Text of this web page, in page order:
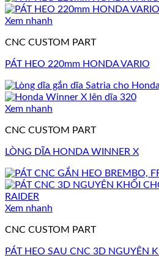
Xem nhanh
CNC CUSTOM PART
PÁT HEO 220mm HONDA VARIO
Xem nhanh
CNC CUSTOM PART
LÒNG DĨA HONDA WINNER X
Xem nhanh
CNC CUSTOM PART
PÁT HEO SAU CNC 3D NGUYÊN